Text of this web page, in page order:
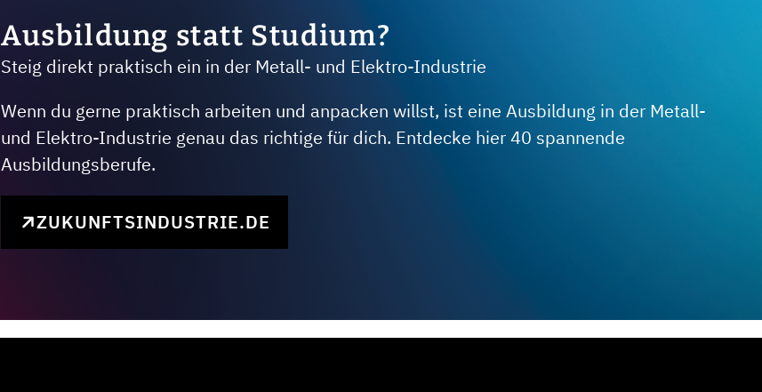
Ausbildung statt Studium?
Steig direkt praktisch ein in der Metall- und Elektro-Industrie
Wenn du gerne praktisch arbeiten und anpacken willst, ist eine Ausbildung in der Metall-
und Elektro-Industrie genau das richtige für dich. Entdecke hier 40 spannende
Ausbildungsberufe.
ZUKUNFTSINDUSTRIE.DE